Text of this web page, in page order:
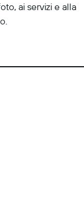
ai servizi e alla